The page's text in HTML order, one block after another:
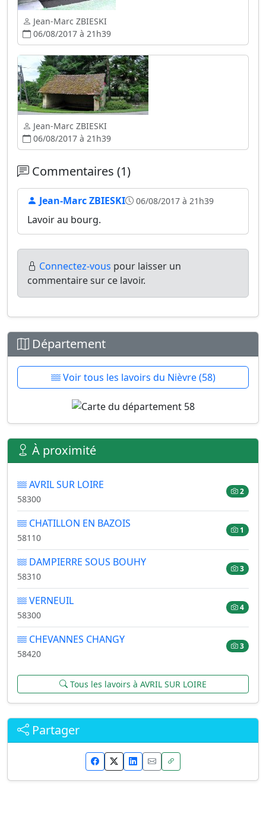
Jean-Marc ZBIESKI
06/08/2017 à 21h39
Jean-Marc ZBIESKI
06/08/2017 à 21h39
Commentaires (1)
Jean-Marc ZBIESKI 06/08/2017 à 21h39
Lavoir au bourg.
Connectez-vous pour laisser un
commentaire sur ce lavoir.
Département
Voir tous les lavoirs du Nièvre (58)
À proximité
AVRIL SUR LOIRE
58300
2
CHATILLON EN BAZOIS
58110
1
DAMPIERRE SOUS BOUHY
58310
3
VERNEUIL
58300
4
CHEVANNES CHANGY
58420
3
Tous les lavoirs à AVRIL SUR LOIRE
Partager